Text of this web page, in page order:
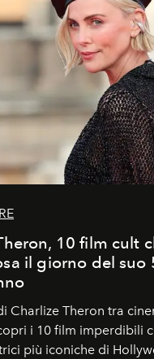
10 film cult
il giorno del suo
Charlize Theron tra
i 10 film imperdibili
più iconiche di